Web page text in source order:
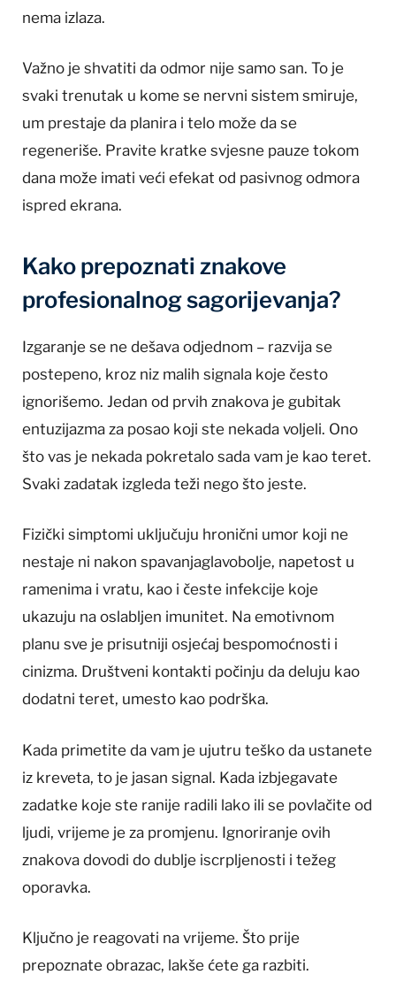
nema izlaza.
Važno je shvatiti da odmor nije samo san. To je
svaki trenutak u kome se nervni sistem smiruje,
um prestaje da planira i telo može da se
regeneriše. Pravite kratke svjesne pauze tokom
dana može imati veći efekat od pasivnog odmora
ispred ekrana.
Kako prepoznati znakove
profesionalnog sagorijevanja?
Izgaranje se ne dešava odjednom – razvija se
postepeno, kroz niz malih signala koje često
ignorišemo. Jedan od prvih znakova je gubitak
entuzijazma za posao koji ste nekada voljeli. Ono
što vas je nekada pokretalo sada vam je kao teret.
Svaki zadatak izgleda teži nego što jeste.
Fizički simptomi uključuju hronični umor koji ne
nestaje ni nakon spavanjaglavobolje, napetost u
ramenima i vratu, kao i česte infekcije koje
ukazuju na oslabljen imunitet. Na emotivnom
planu sve je prisutniji osjećaj bespomoćnosti i
cinizma. Društveni kontakti počinju da deluju kao
dodatni teret, umesto kao podrška.
Kada primetite da vam je ujutru teško da ustanete
iz kreveta, to je jasan signal. Kada izbjegavate
zadatke koje ste ranije radili lako ili se povlačite od
ljudi, vrijeme je za promjenu. Ignoriranje ovih
znakova dovodi do dublje iscrpljenosti i težeg
oporavka.
Ključno je reagovati na vrijeme. Što prije
prepoznate obrazac, lakše ćete ga razbiti.